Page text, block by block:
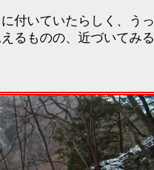
付いていたらしく、う
るものの、近づいてみ